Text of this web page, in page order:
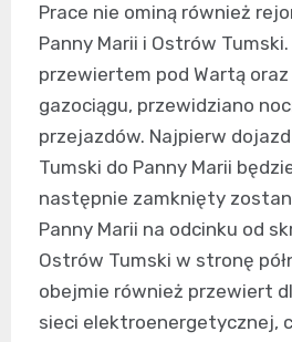
Prace nie ominą również
Panny Marii i Ostrów
przewiertem pod Wartą
gazociągu, przewidziano
przejazdów. Najpierw
Tumski do Panny Marii
następnie zamknięty
Panny Marii na odcinku od
Ostrów Tumski w stronę
obejmie również przewiert
sieci elektroenergetycznej,